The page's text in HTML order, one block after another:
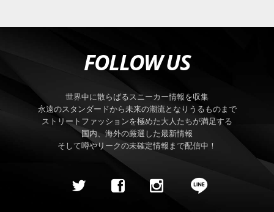
FOLLOW US
世界中に散らばるスニーカー情報を収集
永遠のスタンダードから未来の潮流となりうるものまで
ストリートファッションを極めた大人たちが満足する
国内、海外の厳選した最新情報
そして噂やリークの未確定情報まで配信中！